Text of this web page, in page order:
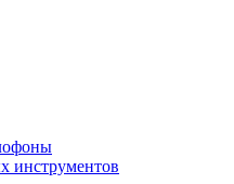
инструментов